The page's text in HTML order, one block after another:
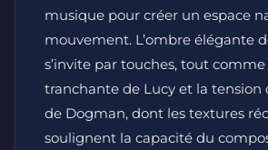
musique pour créer un espace
mouvement. L’ombre élégante
s’invite par touches, tout
tranchante de Lucy et la
de Dogman, dont les textures
soulignent la capacité du